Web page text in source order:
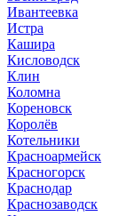
Ивантеевка
Истра
Кашира
Кисловодск
Клин
Коломна
Кореновск
Королёв
Котельники
Красноармейск
Красногорск
Краснодар
Краснозаводск